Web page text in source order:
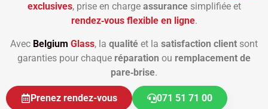
exclusives, prise en charge assurancesimplifiée et
rendez‑vous flexible en ligne.
Avec Belgium Glass, la qualité et la satisfaction client sont
garanties pour chaque réparation ou remplacement de
pare‑brise.
Prenez rendez-vous 071 51 71 00